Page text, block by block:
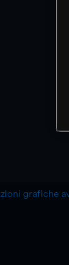
grafiche